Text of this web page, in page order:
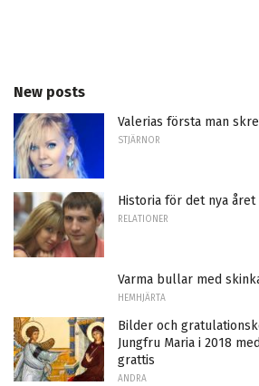
New posts
Valerias första man
STJÄRNOR
Historia för det nya året
RELATIONER
Varma bullar med
HEMHJÄRTA
Bilder och
Jungfru Maria i 2018
grattis
ANDRA